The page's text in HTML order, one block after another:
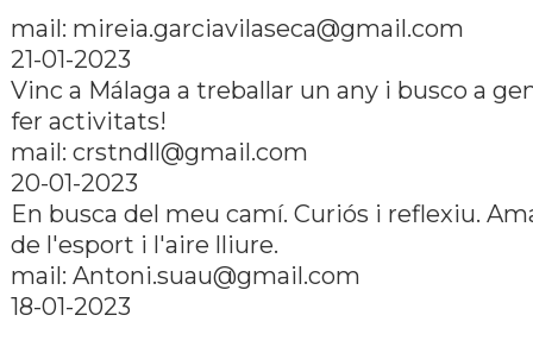
mail: mireia.garciavilaseca@gmail.com
21-01-2023
Vinc a Málaga a treballar un any i busco a
fer activitats!
mail: crstndll@gmail.com
20-01-2023
En busca del meu camí­. Curiós i reflexiu.
de l'esport i l'aire lliure.
mail: Antoni.suau@gmail.com
18-01-2023